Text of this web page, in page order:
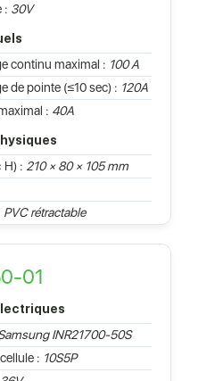
: 30V
continu maximal : 100 A
de pointe (≤10 sec) : 120A
: 40A
H) : 210 × 80 × 105 mm
PVC rétractable
01
INR21700-50S
: 10S5P